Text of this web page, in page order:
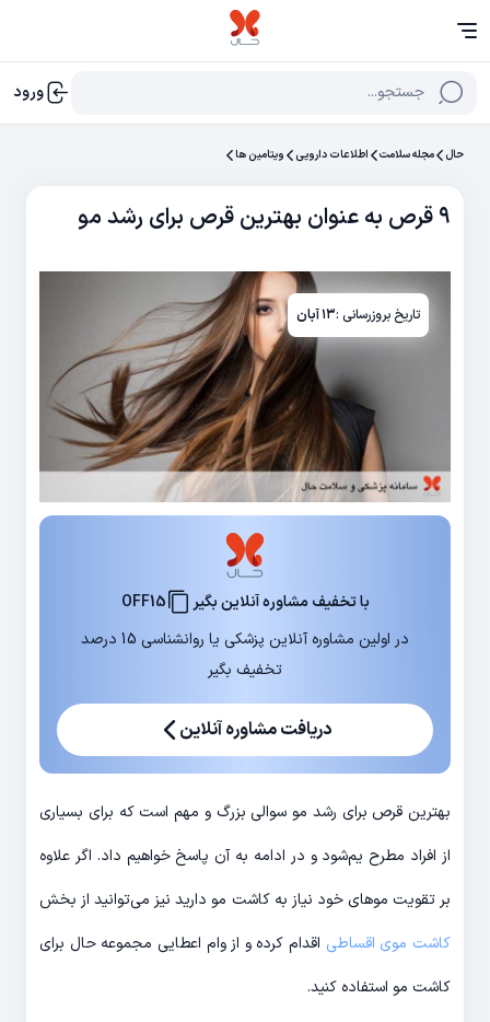
جستجو... ورود
حال مجله سلامت اطلاعات دارویی ویتامین‌ ها
۹ قرص به عنوان بهترین قرص برای رشد مو
تاریخ بروزرسانی :۱۳ آبان
با تخفیف مشاوره آنلاین بگیر
OFF15
در اولین مشاوره آنلاین پزشکی یا روانشناسی 15 درصد
تخفیف بگیر
دریافت مشاوره آنلاین
بهترین قرص برای رشد مو سوالی بزرگ و مهم است که برای بسیاری
از افراد مطرح یم‌شود و در ادامه به آن پاسخ خواهیم داد. اگر علاوه
بر تقویت موهای خود نیاز به کاشت مو دارید نیز می‌توانید از بخش
کاشت موی اقساطی اقدام کرده و از وام اعطایی مجموعه حال برای
کاشت مو استفاده کنید.